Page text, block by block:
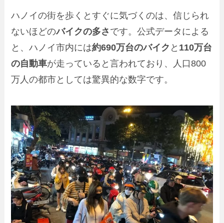
ハノイの街を歩くとすぐに気づくのは、信じられ
ないほどのバイクの多さ です。公式データによる
と、ハノイ市内には約690万台のバイク と 110万台
の自動車が走っていると言われており、人口800
万人の都市としては驚異的な数字です。